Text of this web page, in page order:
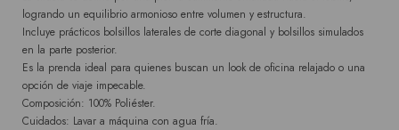
logrando un equilibrio armonioso entre volumen y estructura.
Incluye prácticos bolsillos laterales de corte diagonal y bolsillos simulados
en la parte posterior.
Es la prenda ideal para quienes buscan un look de oficina relajado o una
opción de viaje impecable.
Composición: 100% Poliéster.
Cuidados: Lavar a máquina con agua fría.